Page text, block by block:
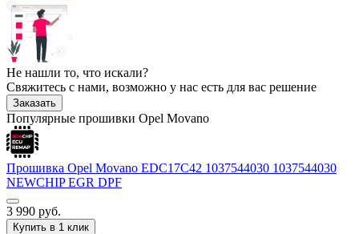
Не нашли то, что искали?
Свяжитесь с нами, возможно у нас есть для вас решение
Заказать
Популярные прошивки Opel Movano
Прошивка Opel Movano EDC17C42 1037544030 1037544030
NEWCHIP EGR DPF
3 990 руб.
Купить в 1 клик